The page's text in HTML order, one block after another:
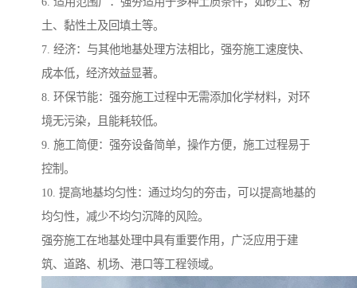
土、黏性土及回填土等。
7. 经济：与其他地基处理方法相比，强夯施工速度快、
成本低，经济效益显著。
8. 环保节能：强夯施工过程中无需添加化学材料，对环
境无污染，且能耗较低。
9. 施工简便：强夯设备简单，操作方便，施工过程易于
控制。
10. 提高地基均匀性：通过均匀的夯击，可以提高地基的
均匀性，减少不均匀沉降的风险。
强夯施工在地基处理中具有重要作用，广泛应用于建
筑、道路、机场、港口等工程领域。